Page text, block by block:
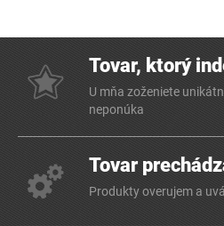
Tovar, ktorý
U mňa zoženiete
neponúka
Tovar
Produkty overujem a